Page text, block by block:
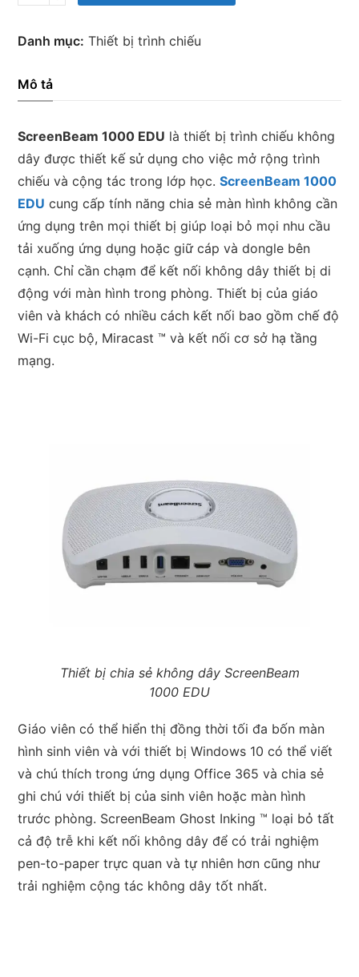
bị
chia
không
dây
1000
EDU
số
lượng
Danh mục: Thiết bị trình chiếu
Mô tả
ScreenBeam 1000 EDU là thiết bị trình chiếu không
dây được thiết kế sử dụng cho việc mở rộng trình
chiếu và cộng tác trong lớp học.ScreenBeam 1000
EDU cung cấp tính năng chia sẻ màn hình không cần
ứng dụng trên mọi thiết bị giúp loại bỏ mọi nhu cầu
tải xuống ứng dụng hoặc giữ cáp và dongle bên
cạnh. Chỉ cần chạm để kết nối không dây thiết bị di
động với màn hình trong phòng. Thiết bị của giáo
viên và khách có nhiều cách kết nối bao gồm chế độ
Wi-Fi cục bộ, Miracast ™ và kết nối cơ sở hạ tầng
mạng.
Thiết bị chia sẻ không dây ScreenBeam
1000 EDU
Giáo viên có thể hiển thị đồng thời tối đa bốn màn
hình sinh viên và với thiết bị Windows 10 có thể viết
và chú thích trong ứng dụng Office 365 và chia sẻ
ghi chú với thiết bị của sinh viên hoặc màn hình
trước phòng. ScreenBeam Ghost Inking ™ loại bỏ tất
cả độ trễ khi kết nối không dây để có trải nghiệm
pen-to-paper trực quan và tự nhiên hơn cũng như
trải nghiệm cộng tác không dây tốt nhất.